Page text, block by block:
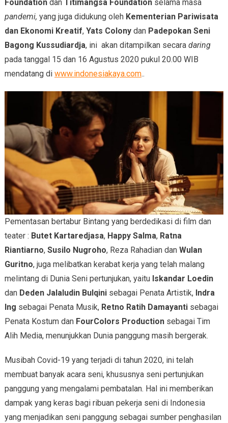
Foundationdan Titimangsa Foundationselama masa
pandemi, yang juga didukung oleh Kementerian Pariwisata
dan Ekonomi Kreatif, Yats Colonydan Padepokan Seni
Bagong Kussudiardja, ini akan ditampilkan secara daring
pada tanggal 15 dan 16 Agustus 2020 pukul 20.00 WIB
mendatang di www.indonesiakaya.com..
Pementasan bertabur Bintang yang berdedikasi di film dan
teater : Butet Kartaredjasa, Happy Salma, Ratna
Riantiarno, Susilo Nugroho, Reza Rahadian dan Wulan
Guritno, juga melibatkan kerabat kerja yang telah malang
melintang di Dunia Seni pertunjukan, yaitu Iskandar Loedin
dan Deden Jalaludin Bulqinisebagai Penata Artistik, Indra
Ing sebagai Penata Musik, Retno Ratih Damayantisebagai
Penata Kostum dan FourColors Productionsebagai Tim
Alih Media, menunjukkan Dunia panggung masih bergerak.
Musibah Covid-19 yang terjadi di tahun 2020, ini telah
membuat banyak acara seni, khususnya seni pertunjukan
panggung yang mengalami pembatalan. Hal ini memberikan
dampak yang keras bagi ribuan pekerja seni di Indonesia
yang menjadikan seni panggung sebagai sumber penghasilan